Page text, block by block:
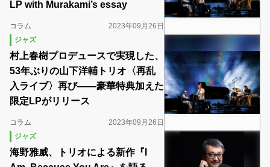
LP with Murakami’s essay
コラム
2023年09月26日
ジャズ
村上春樹プロデュースで実現した、
53年ぶりの山下洋輔トリオ〈再乱
入ライブ〉再び――豪華特典加えた
限定LPがリリース
コラム
2023年09月26日
ジャズ
海野雅威、トリオによる新作『I